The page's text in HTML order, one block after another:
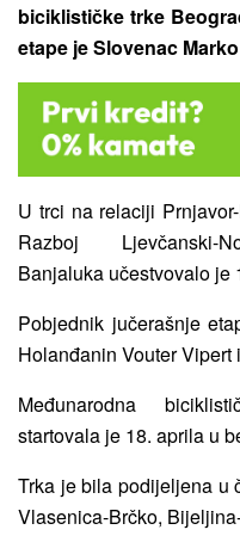
biciklističke trke
etape je Slovenac
U trci na relaciji
Razboj Ljevčanski-
Banjaluka učestvovalo je
Pobjednik jučerašnje
Holanđanin Vouter Vipert
Međunarodna
startovala je 18. aprila u
Trka je bila podijeljena u
Vlasenica-Brčko,